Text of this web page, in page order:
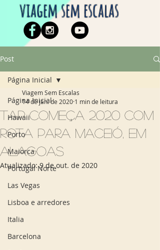
viagem sem escalas
Post
Página Inicial
Hawaii
Porto
Maiorca
Portugal Norte
Las Vegas
Lisboa e arredores
Italia
Barcelona
Página Inicial
TAP começa 2020 com
rota para Maceió, em
Alagoas
Viagem Sem Escalas
14 de jan. de 2020 1 min de leitura
Atualizado:9 de out. de 2020